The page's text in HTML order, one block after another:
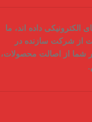
داده اند، ما
از شرکت سازنده در
شما از
اصالت محصولات،